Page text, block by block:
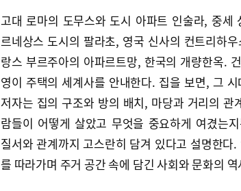
고대 로마의 도무스와 도시 아파트 인술라, 중세
르네상스 도시의 팔라초, 영국 신사의 컨트리하
랑스 부르주아의 아파르트망, 한국의 개량한옥.
영이 주택의 세계사를 안내한다. 집을 보면, 그
저자는 집의 구조와 방의 배치, 마당과 거리의 관
람들이 어떻게 살았고 무엇을 중요하게 여겼는
질서와 관계까지 고스란히 담겨 있다고 설명한다
를 따라가며 주거 공간 속에 담긴 사회와 문화의